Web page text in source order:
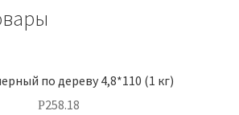
по дереву 4,8*110 (1 кг)
Р258.18